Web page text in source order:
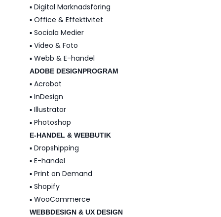
▪️ Digital Marknadsföring
▪️ Office & Effektivitet
▪️ Sociala Medier
▪️ Video & Foto
▪️ Webb & E-handel
ADOBE DESIGNPROGRAM
▪️ Acrobat
▪️ InDesign
▪️ Illustrator
▪️ Photoshop
E-HANDEL & WEBBUTIK
▪️ Dropshipping
▪️ E-handel
▪️ Print on Demand
▪️ Shopify
▪️ WooCommerce
WEBBDESIGN & UX DESIGN